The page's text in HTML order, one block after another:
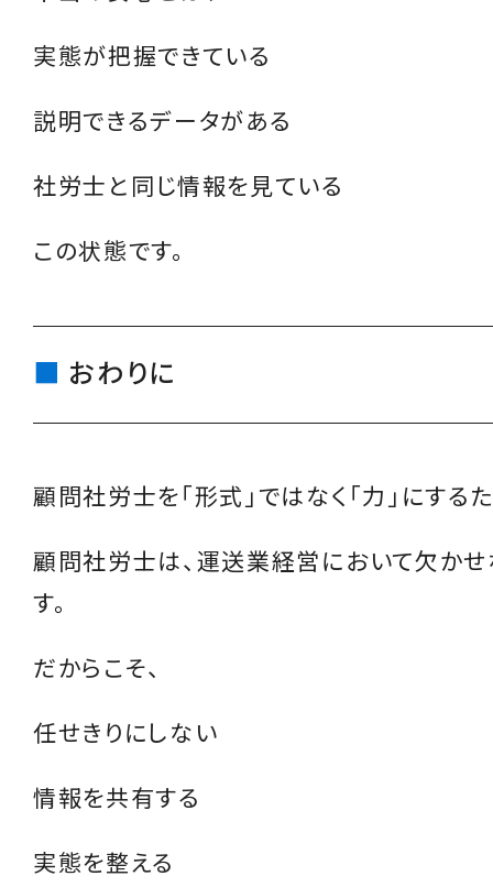
実態が把握できている
説明できるデータがある
社労士と同じ情報を見ている
この状態です。
おわりに
顧問社労士を「形式」ではなく「力」にする
顧問社労士は、運送業経営において欠か
す。
だからこそ、
任せきりにしない
情報を共有する
実態を整える